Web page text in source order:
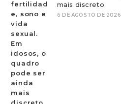
mais discreto
6 DE AGOSTO DE 2026